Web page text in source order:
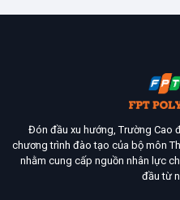
Đón đầu xu hướng, Trường Cao
chương trình đào tạo của bộ môn
nhằm cung cấp nguồn nhân lực
đầu từ